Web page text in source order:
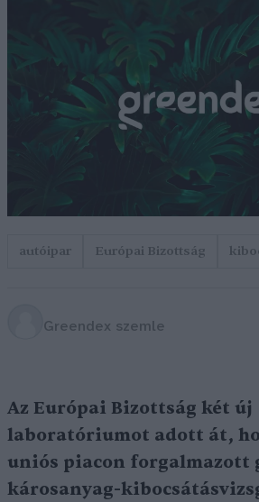
autóipar Európai Bizottság
Greendex szemle
Az Európai Bizottság két új
laboratóriumot adott át,
uniós piacon forgalmazott
károsanyag-